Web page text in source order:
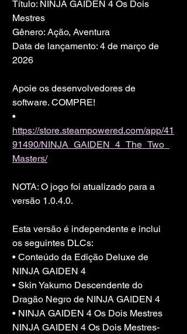
Título: NINJA GAIDEN 4 Os Dois
Mestres
Gênero: Ação, Aventura
Data de lançamento: 4 de março de
2026
Apoie os desenvolvedores de
software. COMPRE!
•
https://store.steampowered.com/app/41
91490/NINJA_GAIDEN_4_The_Two_
Masters/
NOTA: O jogo foi atualizado para a
versão 1.0.4.0.
Esta versão é independente e inclui
os seguintes DLCs:
• Conteúdo da Edição Deluxe de
NINJA GAIDEN 4
• Skin Yakumo Descendente do
Dragão Negro de NINJA GAIDEN 4
• NINJA GAIDEN 4 Os Dois Mestres
NINJA GAIDEN 4 Os Dois Mestres-